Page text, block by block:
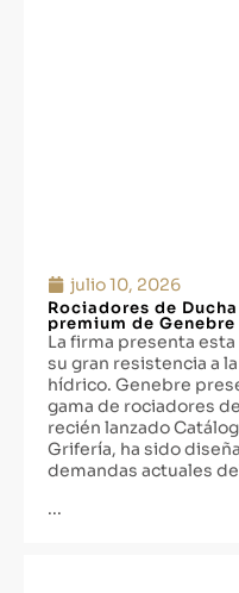
julio 10, 2026
Rociadores de
premium de Genebre
La firma presenta
su gran resistencia a
hídrico. Genebre
gama de rociadores
recién lanzado
Grifería, ha sido
demandas actuales
...